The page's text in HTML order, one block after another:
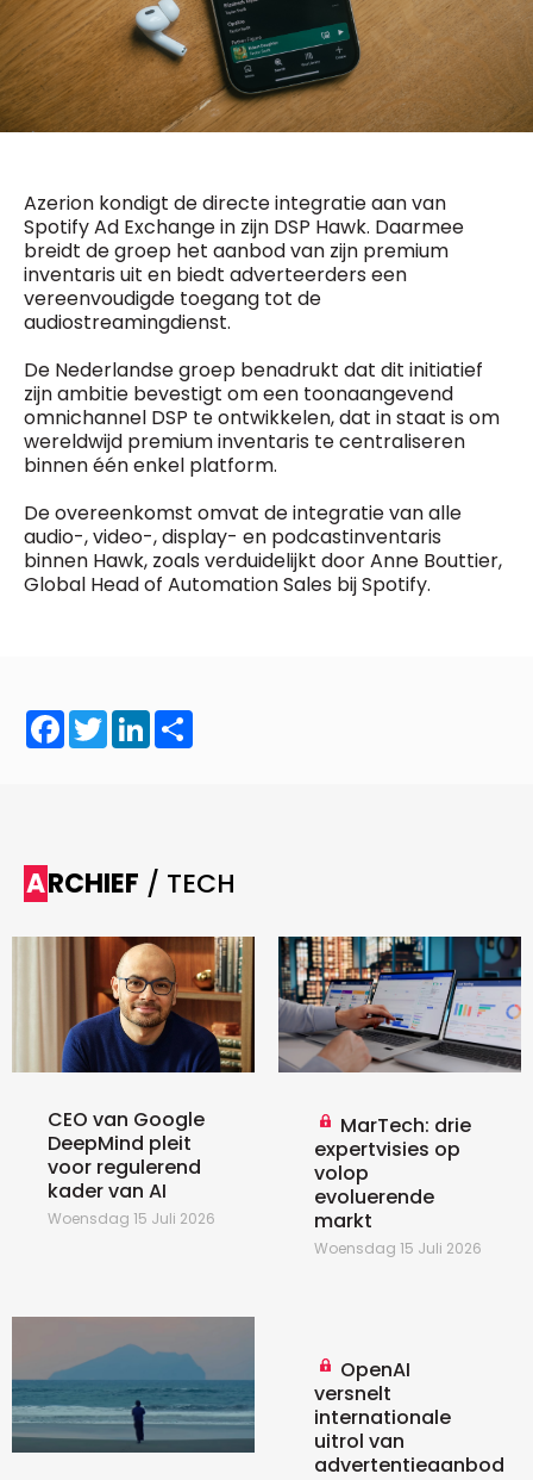
Azerion kondigt de directe integratie aan van
Spotify Ad Exchange in zijn DSP Hawk. Daarmee
breidt de groep het aanbod van zijn premium
inventaris uit en biedt adverteerders een
vereenvoudigde toegang tot de
audiostreamingdienst.
De Nederlandse groep benadrukt dat dit initiatief
zijn ambitie bevestigt om een toonaangevend
omnichannel DSP te ontwikkelen, dat in staat is om
wereldwijd premium inventaris te centraliseren
binnen één enkel platform.
De overeenkomst omvat de integratie van alle
audio-, video-, display- en podcastinventaris
binnen Hawk, zoals verduidelijkt door Anne Bouttier,
Global Head of Automation Sales bij Spotify.
Facebook
TwitterLinkedIn
ARCHIEF / TECH
CEO van Google
DeepMind pleit
voor regulerend
kader van AI
Woensdag 15 Juli 2026
MarTech: drie
expertvisies op
volop
evoluerende
markt
Woensdag 15 Juli 2026
OpenAI
versnelt
internationale
uitrol van
advertentieaanbod
Fred Bouchar
0498 88 64 89
f.bouchar@mm.be
Chief Editor
g.byl@mm.be
Chief Editor
Damien Lemaire
0477 37 31 65
d.lemaire@mm.be
BEVESTIGEN
Daily
Freemium
1 x week
MM Brunch
1 x week
MM Tech
10 x year
MM Best of
Research
10 x year
4 x year
Vragen ?